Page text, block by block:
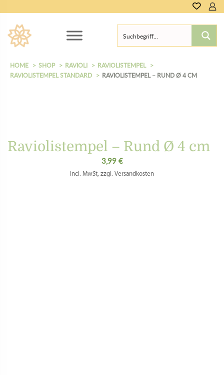
HOME SHOP RAVIOLI
RAVIOLISTEMPEL
RAVIOLISTEMPEL STANDARD
RAVIOLISTEMPEL – RUND Ø 4 CM
Raviolistempel – Rund Ø 4 cm
3,99 €
Incl. MwSt, zzgl. Versandkosten